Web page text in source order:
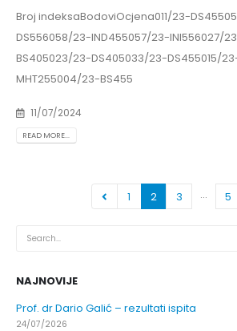
Broj indeksaBodoviOcjena011/23-
DS556058/23-IND455057/23-INI556027/
BS405023/23-DS405033/23-DS455015/
MHT255004/23-BS455
11/07/2024
READ MORE...
1 2 3 … 5
NAJNOVIJE
Prof. dr Dario Galić – rezultati ispita
24/07/2026